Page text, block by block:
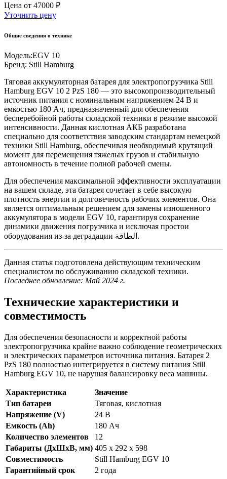
Цена от 47000 ₽
Уточнить цену
Общие сведения о технике
Модель:EGV 10
Бренд: Still Hamburg
Тяговая аккумуляторная батарея для электропогрузчика Still
Hamburg EGV 10 2 PzS 180 — это высокопроизводительный
источник питания с номинальным напряжением 24 В и
емкостью 180 Ач, предназначенный для обеспечения
бесперебойной работы складской техники в режиме высокой
интенсивности. Данная кислотная АКБ разработана
специально для соответствия заводским стандартам немецкой
техники Still Hamburg, обеспечивая необходимый крутящий
момент для перемещения тяжелых грузов и стабильную
автономность в течение полной рабочей смены.
Для обеспечения максимальной эффективности эксплуатации
на вашем складе, эта батарея сочетает в себе высокую
плотность энергии и долговечность рабочих элементов. Она
является оптимальным решением для замены изношенного
аккумулятора в модели EGV 10, гарантируя сохранение
динамики движения погрузчика и исключая простои
оборудования из-за деградации الطاقة.
Данная статья подготовлена действующим техническим
специалистом по обслуживанию складской техники.
Последнее обновление: Май 2024 г.
Технические характеристики и
совместимость
Для обеспечения безопасности и корректной работы
электропогрузчика крайне важно соблюдение геометрических
и электрических параметров источника питания. Батарея 2
PzS 180 полностью интегрируется в систему питания Still
Hamburg EGV 10, не нарушая балансировку веса машины.
Характеристика
Значение
Тип батареи
Тяговая, кислотная
Напряжение (V)
24 В
Емкость (Ah)
180 Ач
Количество элементов
12
Габариты (ДхШхВ, мм) 405 x 292 x 598
Совместимость
Still Hamburg EGV 10
Гарантийный срок
2 года